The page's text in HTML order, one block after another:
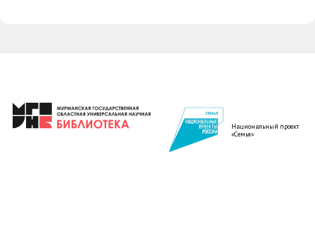
Национальный проект
«Семья»